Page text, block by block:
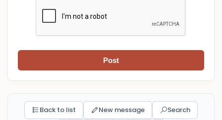
Post
Back to list New message
Search